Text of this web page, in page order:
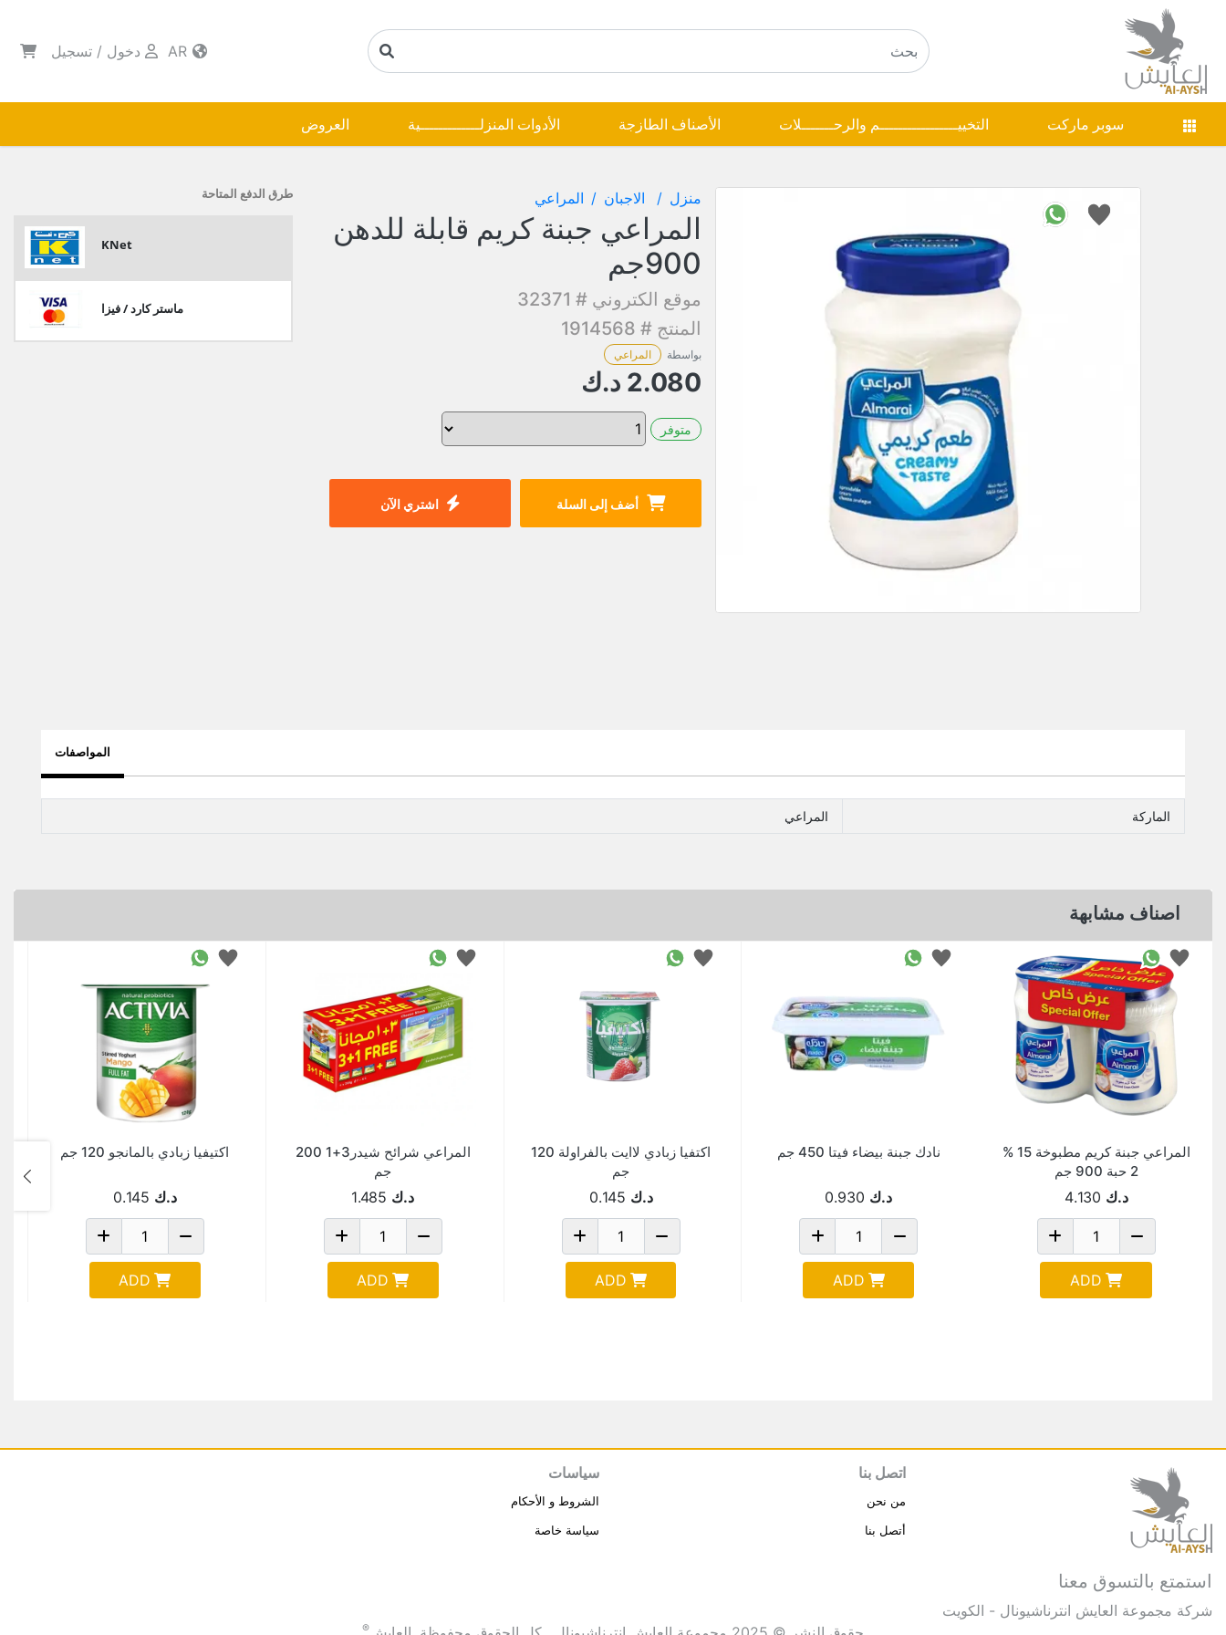
دخول / تسجيل
سوبر ماركت التخييـــــــــــــــــم والرحـــــــلات الأصناف الطازجة الأدوات المنزلـــــــــــــية العروض
منزل الاجبان المراعي
المراعي جبنة كريم قابلة للدهن
900جم
موقع الكتروني # 32371
المنتج # 1914568
بواسطة المراعي
2.080 د.ك
متوفر
أضف إلى السلة اشتري الآن
طرق الدفع المتاحة
KNet
ماستر كارد / فيزا
المواصفات
الماركة المراعي
اصناف مشابهة
المراعي جبنة كريم مطبوخة 15 %
2 حبة 900 جم
د.ك 4.130
ADD
نادك جبنة بيضاء فيتا 450 جم
د.ك 0.930
ADD
اكتفيا زبادي لاايت بالفراولة 120
جم
د.ك 0.145
ADD
المراعي شرائح شيدر3+1 200
جم
د.ك 1.485
ADD
اكتيفيا زبادي بالمانجو 120 جم
د.ك 0.145
ADD
استمتع بالتسوق معنا
شركة مجموعة العايش انترناشيونال - الكويت
اتصل بنا
من نحن
أتصل بنا
سياسات
الشروط و الأحكام
سياسة خاصة
®